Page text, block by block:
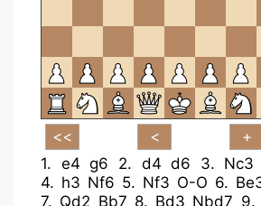
1. e4 g6 2. d4 d6 3. Nc3
4. h3 Nf6 5. Nf3 O-O 6.
7. Qd2 Bb7 8. Bd3 Nbd7 9.